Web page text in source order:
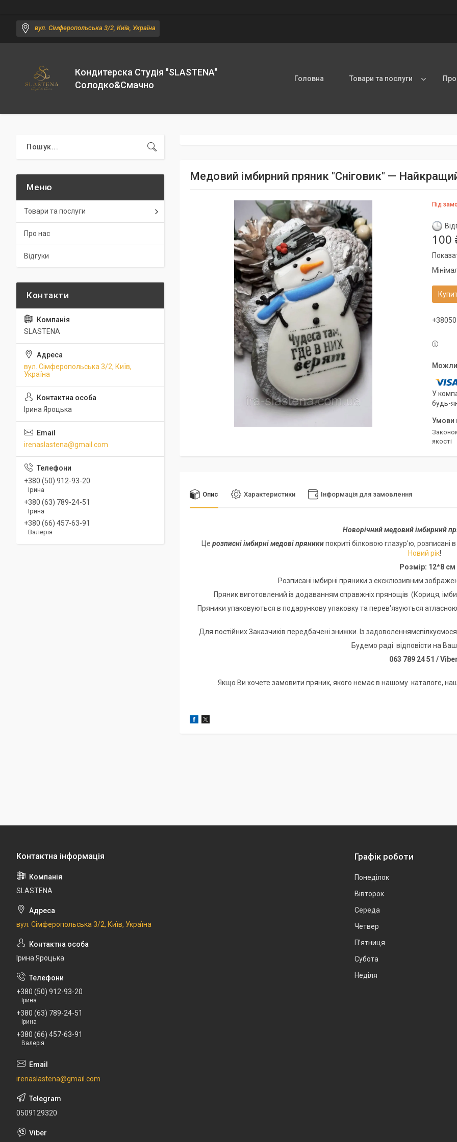
вул. Сімферопольська 3/2, Київ, Україна
Кондитерска Студія "SLASTENA"
Солодко&Смачно
Головна Товари та послуги
Медовий імбирний пряник "Сніговик" —
Під
100
У
будь-
Законом не передбачено повернення та обмін даного товару належної
якості
Опис Характеристики Інформація для замовлення
Новорічний медовий імбирний
Це розписні імбирні медові пряникипокриті білковою глазур'ю, розписані
Новий рік!
Розмір: 12*8 см
Розписані імбирні пряники з ексклюзивним
Пряник виготовлений із додаванням справжніх прянощів (Кориця,
Пряники упаковуються в подарункову упаковку та перев'язуються атласною
Для постійних Заказчиків передбачені знижки. Із
Будемо раді відповісти на
063 789 24 51 / Viber
Якщо Ви хочете замовити пряник, якого немає в нашому каталоге,
Товари та послуги
Про нас
Відгуки
SLASTENA
вул. Сімферопольська 3/2, Київ,
Україна
Ірина Яроцька
irenaslastena@gmail.com
+380 (50) 912-93-20
Ірина
+380 (63) 789-24-51
Ірина
+380 (66) 457-63-91
Валерія
SLASTENA
вул. Сімферопольська 3/2, Київ, Україна
Ірина Яроцька
+380 (50) 912-93-20
Ірина
+380 (63) 789-24-51
Ірина
+380 (66) 457-63-91
Валерія
irenaslastena@gmail.com
0509129320
Графік роботи
Понеділок
Вівторок
Середа
Четвер
Пʼятниця
Субота
Неділя